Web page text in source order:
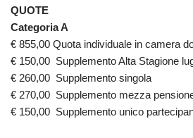
QUOTE
Categoria A
€ 855,00 Quota individuale in camera
€ 150,00 Supplemento Alta Stagione
€ 260,00 Supplemento singola
€ 270,00 Supplemento mezza
€ 150,00 Supplemento unico